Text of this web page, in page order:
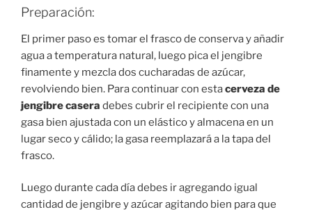
Preparación:
El primer paso es tomar el frasco de conserva y añadir
agua a temperatura natural, luego pica el jengibre
finamente y mezcla dos cucharadas de azúcar,
revolviendo bien. Para continuar con estacerveza de
jengibre casera debes cubrir el recipiente con una
gasa bien ajustada con un elástico y almacena en un
lugar seco y cálido; la gasa reemplazará a la tapa del
frasco.
Luego durante cada día debes ir agregando igual
cantidad de jengibre y azúcar agitando bien para que